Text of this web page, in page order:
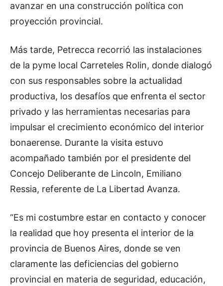
avanzar en una construcción política con
proyección provincial.
Más tarde, Petrecca recorrió las instalaciones
de la pyme local Carreteles Rolin, donde dialogó
con sus responsables sobre la actualidad
productiva, los desafíos que enfrenta el sector
privado y las herramientas necesarias para
impulsar el crecimiento económico del interior
bonaerense. Durante la visita estuvo
acompañado también por el presidente del
Concejo Deliberante de Lincoln, Emiliano
Ressia, referente de La Libertad Avanza.
“Es mi costumbre estar en contacto y conocer
la realidad que hoy presenta el interior de la
provincia de Buenos Aires, donde se ven
claramente las deficiencias del gobierno
provincial en materia de seguridad, educación,